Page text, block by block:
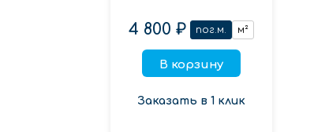
4 800 ₽ пог.м. м²
В корзину
Заказать в 1 клик